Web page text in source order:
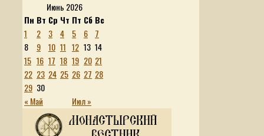
Июнь 2026
Пн Вт Ср Чт Пт Сб Вс
« Май Июл »
1 2 3 4 5 6
7
8
9 10 11 12 13 14
15 16 17 18 19 20 21
22 23 24 25 26 27 28
29 30